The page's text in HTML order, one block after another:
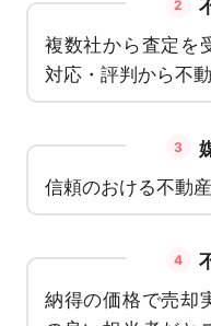
2
複数社から査定を
対応・評判から不
3
信頼のおける不動
4
納得の価格で売却